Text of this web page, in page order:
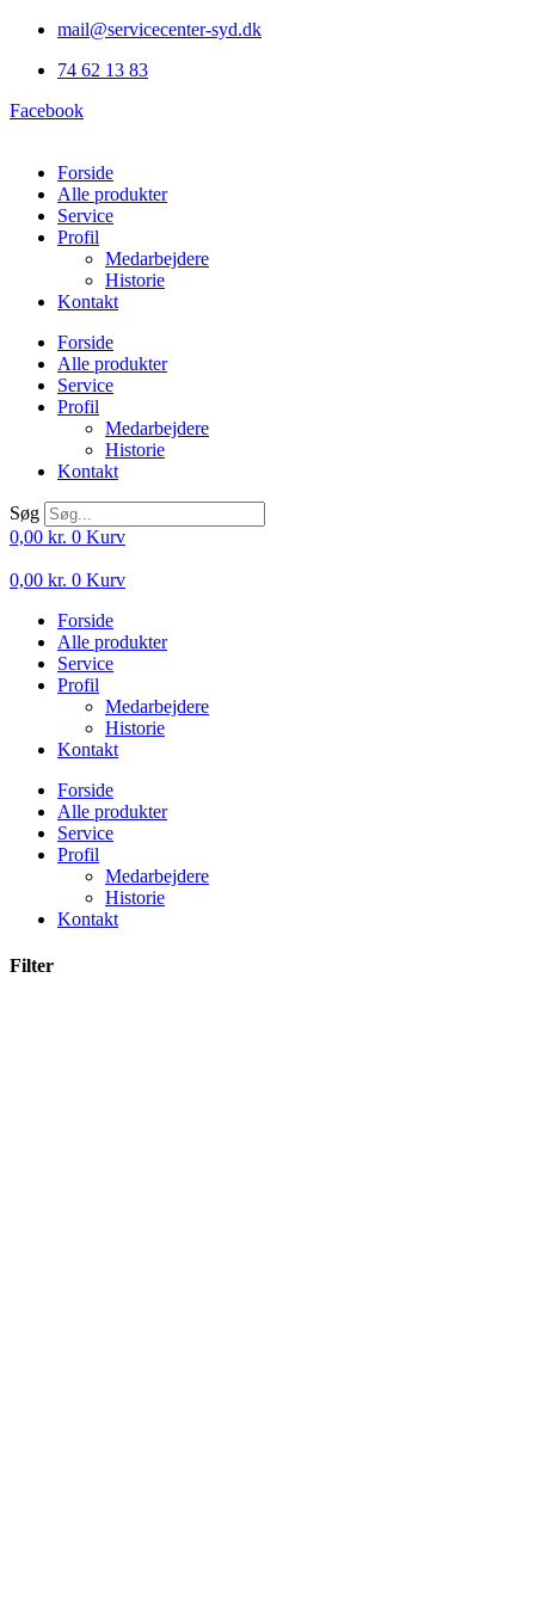
Videre
indhold
mail@servicecenter-syd.dk
74 62 13 83
Facebook
Forside
Alle produkter
Service
Profil
Medarbejdere
Historie
Kontakt
Forside
Alle produkter
Service
Profil
Medarbejdere
Historie
Kontakt
Søg
0,00 kr. 0 Kurv
0,00 kr. 0 Kurv
Forside
Alle produkter
Service
Profil
Medarbejdere
Historie
Kontakt
Forside
Alle produkter
Service
Profil
Medarbejdere
Historie
Kontakt
Filter